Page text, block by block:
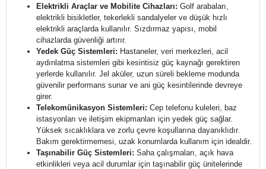
Elektrikli Araçlar ve Mobilite Cihazları: Golf arabaları,
elektrikli bisikletler, tekerlekli sandalyeler ve düşük hızlı
elektrikli araçlarda kullanılır. Sızdırmaz yapısı, mobil
cihazlarda güvenliği artırır.
Yedek Güç Sistemleri: Hastaneler, veri merkezleri, acil
aydınlatma sistemleri gibi kesintisiz güç kaynağı gerektiren
yerlerde kullanılır. Jel aküler, uzun süreli bekleme modunda
güvenilir performans sunar ve ani güç kesintilerinde devreye
girer.
Telekomünikasyon Sistemleri: Cep telefonu kuleleri, baz
istasyonları ve iletişim ekipmanları için yedek güç sağlar.
Yüksek sıcaklıklara ve zorlu çevre koşullarına dayanıklıdır.
Bakım gerektirmemesi, uzak konumlarda kullanım için idealdir.
Taşınabilir Güç Sistemleri: Saha çalışmaları, açık hava
etkinlikleri veya acil durumlar için taşınabilir güç ünitelerinde